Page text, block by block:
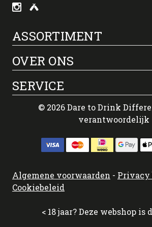
ASSORTIMENT
OVER ONS
SERVICE
© 2026 Dare to Drink
verantwoordelijk
Algemene voorwaarden - Privacy
Cookiebeleid
< 18 jaar? Deze webshop is